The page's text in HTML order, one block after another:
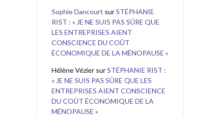
Sophie Dancourt surSTÉPHANIE
RIST : « JE NE SUIS PAS SÛRE QUE
LES ENTREPRISES AIENT
CONSCIENCE DU COÛT
ÉCONOMIQUE DE LA MÉNOPAUSE »
Hélène Vézier surSTÉPHANIE RIST :
« JE NE SUIS PAS SÛRE QUE LES
ENTREPRISES AIENT CONSCIENCE
DU COÛT ÉCONOMIQUE DE LA
MÉNOPAUSE »